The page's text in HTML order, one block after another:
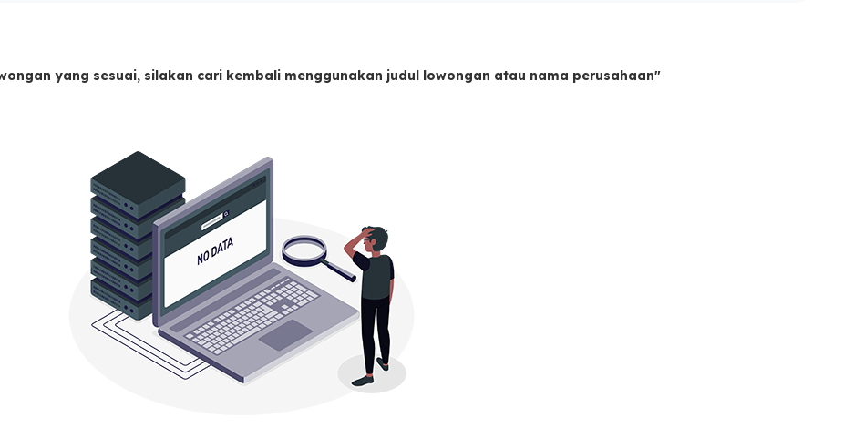
yang sesuai, silakan cari kembali menggunakan judul lowongan atau nama perusahaan"